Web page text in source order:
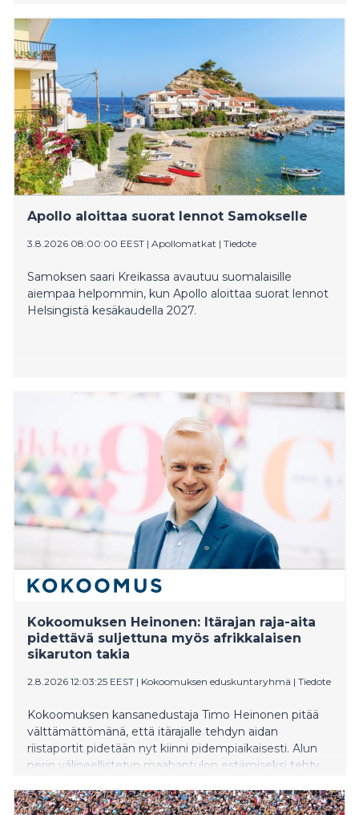
Apollo aloittaa suorat lennot Samokselle
3.8.2026 08:00:00 EEST | Apollomatkat | Tiedote
Samoksen saari Kreikassa avautuu suomalaisille
aiempaa helpommin, kun Apollo aloittaa suorat lennot
Helsingistä kesäkaudella 2027.
Kokoomuksen Heinonen: Itärajan raja-aita
pidettävä suljettuna myös afrikkalaisen
sikaruton takia
2.8.2026 12:03:25 EEST | Kokoomuksen eduskuntaryhmä | Tiedote
Kokoomuksen kansanedustaja Timo Heinonen pitää
välttämättömänä, että itärajalle tehdyn aidan
riistaportit pidetään nyt kiinni pidempiaikaisesti. Alun
perin välineellistetyn maahantulon estämiseksi tehty
levittämän afrikkalaisen sikaruton torjunnassa.